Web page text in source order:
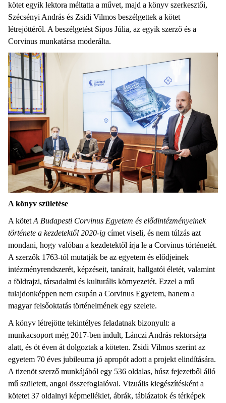
kötet egyik lektora méltatta a művet, majd a könyv szerkesztői,
Szécsényi András és Zsidi Vilmos beszélgettek a kötet
létrejöttéről. A beszélgetést Sipos Júlia, az egyik szerző és a
Corvinus munkatársa moderálta.
A könyv születése
A kötet A Budapesti Corvinus Egyetem és elődintézményeinek
története a kezdetektől 2020-ig címet viseli, és nem túlzás azt
mondani, hogy valóban a kezdetektől írja le a Corvinus történetét.
A szerzők 1763-tól mutatják be az egyetem és elődjeinek
intézményrendszerét, képzéseit, tanárait, hallgatói életét, valamint
a földrajzi, társadalmi és kulturális környezetét. Ezzel a mű
tulajdonképpen nem csupán a Corvinus Egyetem, hanem a
magyar felsőoktatás történelmének egy szelete.
A könyv létrejötte tekintélyes feladatnak bizonyult: a
munkacsoport még 2017-ben indult, Lánczi András rektorsága
alatt, és öt éven át dolgoztak a köteten. Zsidi Vilmos szerint az
egyetem 70 éves jubileuma jó apropót adott a projekt elindítására.
A tizenöt szerző munkájából egy 536 oldalas, húsz fejezetből álló
mű született, angol összefoglalóval. Vizuális kiegészítésként a
kötetet 37 oldalnyi képmelléklet, ábrák, táblázatok és térképek